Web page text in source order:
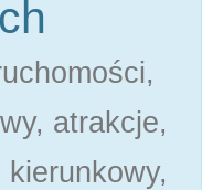
atrakcje,